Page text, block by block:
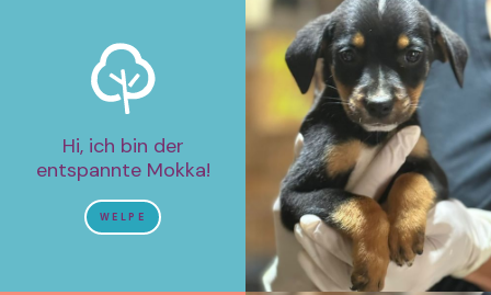
Hi, ich bin der
entspannte Mokka!
WELPE